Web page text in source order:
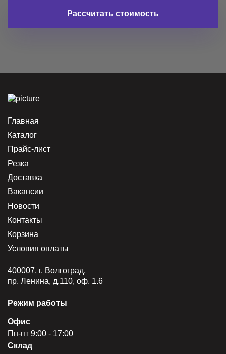
Рассчитать стоимость
Главная
Каталог
Прайс-лист
Резка
Доставка
Вакансии
Новости
Контакты
Корзина
Условия оплаты
400007, г. Волгоград,
пр. Ленина, д.110, оф. 1.6
Режим работы
Офис
Пн-пт 9:00 - 17:00
Склад